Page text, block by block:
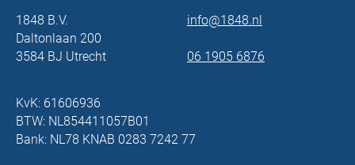
1848 B.V.
Daltonlaan 200
3584 BJ Utrecht
info@1848.nl
06 1905 6876
KvK: 61606936
BTW: NL854411057B01
Bank: NL78 KNAB 0283 7242 77